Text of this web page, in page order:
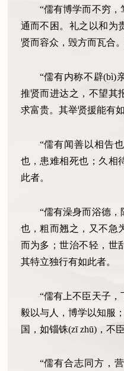
“儒有博学而不穷
通而不困。礼之以和为
贤而容众，毁方而瓦合
“儒有内称不辟(bì)
推贤而进达之，不望其
求富贵。其举贤援能有如
“儒有闻善以相告
也，患难相死也；久相
此者。
“儒有澡身而浴德
也，粗而翘之，又不急
而为多；世治不轻，世
其特立独行有如此者。
“儒有上不臣天子
毅以与人，博学以知服
国，如锱铢(zī zhū)，不
“儒有合志同方，